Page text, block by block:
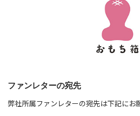
ファンレターの宛先
弊社所属ファンレターの宛先は下記にお